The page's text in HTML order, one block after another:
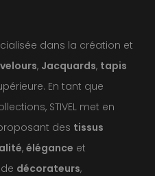
dans la création et
, Jacquards, tapis
En tant que
STIVEL met en
des tissus
, élégance et
décorateurs,